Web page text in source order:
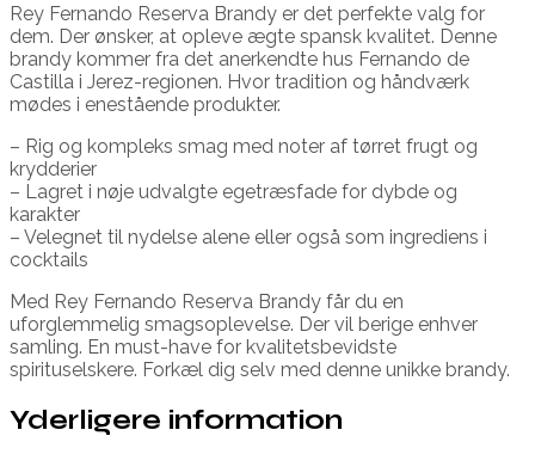
Rey Fernando Reserva Brandy er det perfekte valg for
dem. Der ønsker, at opleve ægte spansk kvalitet. Denne
brandy kommer fra det anerkendte hus Fernando de
Castilla i Jerez-regionen. Hvor tradition og håndværk
mødes i enestående produkter.
– Rig og kompleks smag med noter af tørret frugt og
krydderier
– Lagret i nøje udvalgte egetræsfade for dybde og
karakter
– Velegnet til nydelse alene eller også som ingrediens i
cocktails
Med Rey Fernando Reserva Brandy får du en
uforglemmelig smagsoplevelse. Der vil berige enhver
samling. En must-have for kvalitetsbevidste
spirituselskere. Forkæl dig selv med denne unikke brandy.
Yderligere information